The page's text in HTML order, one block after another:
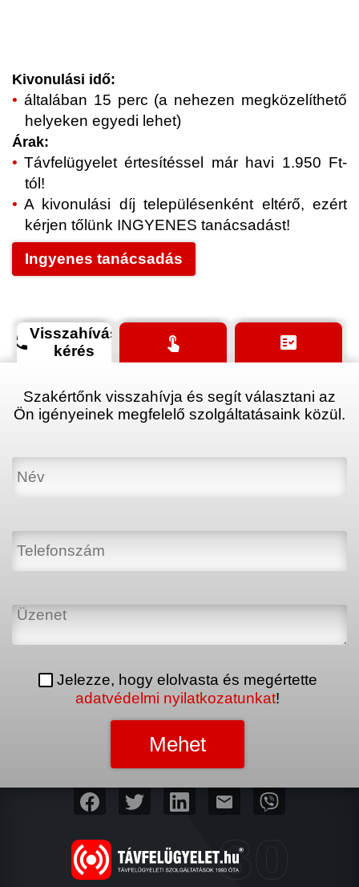
Kivonulási idő:
általában 15 perc (a nehezen megközelíthető
helyeken egyedi lehet)
Árak:
Távfelügyelet értesítéssel már havi 1.950 Ft-
tól!
A kivonulási díj településenként eltérő, ezért
kérjen tőlünk INGYENES tanácsadást!
Ingyenes tanácsadás
phoneVisszahívás
kérés
touch_app fact_check
Szakértőnk visszahívja és segít választani az
Ön igényeinek megfelelő szolgáltatásaink közül.
Jelezze, hogy elolvasta és megértette
adatvédelmi nyilatkozatunkat!
mail